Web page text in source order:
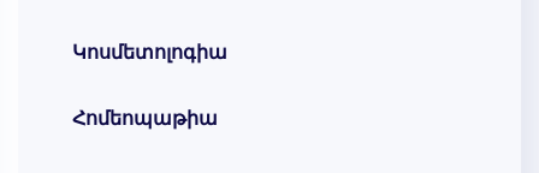
Կոսմետոլոգիա
Հոմեոպաթիա